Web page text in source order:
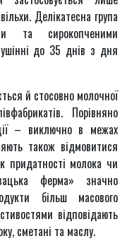
Делікатесна група
та сирокопченими
до 35 днів з дня
й стосовно молочної
Порівняно
– виключно в межах
також відмовитися
придатності молока чи
ферма» значно
більш масового
відповідають
сметані та маслу.